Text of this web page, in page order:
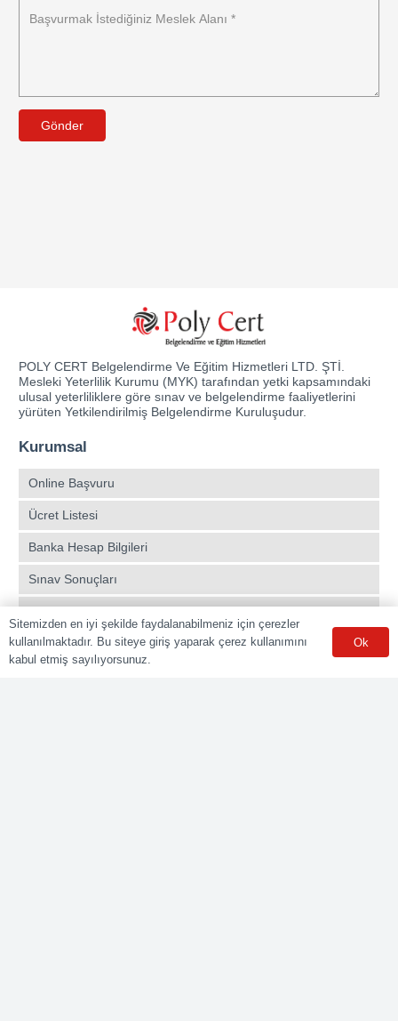
Gönder
POLY CERT Belgelendirme Ve Eğitim Hizmetleri LTD. ŞTİ.
Mesleki Yeterlilik Kurumu (MYK) tarafından yetki kapsamındaki
ulusal yeterliliklere göre sınav ve belgelendirme faaliyetlerini
yürüten Yetkilendirilmiş Belgelendirme Kuruluşudur.
Kurumsal
Online Başvuru
Ücret Listesi
Banka Hesap Bilgileri
Sınav Sonuçları
Aday Girişi
Sınav Merkezleri
Sitemizden en iyi şekilde faydalanabilmeniz için çerezler
kullanılmaktadır. Bu siteye giriş yaparak çerez kullanımını
kabul etmiş sayılıyorsunuz.
Ok